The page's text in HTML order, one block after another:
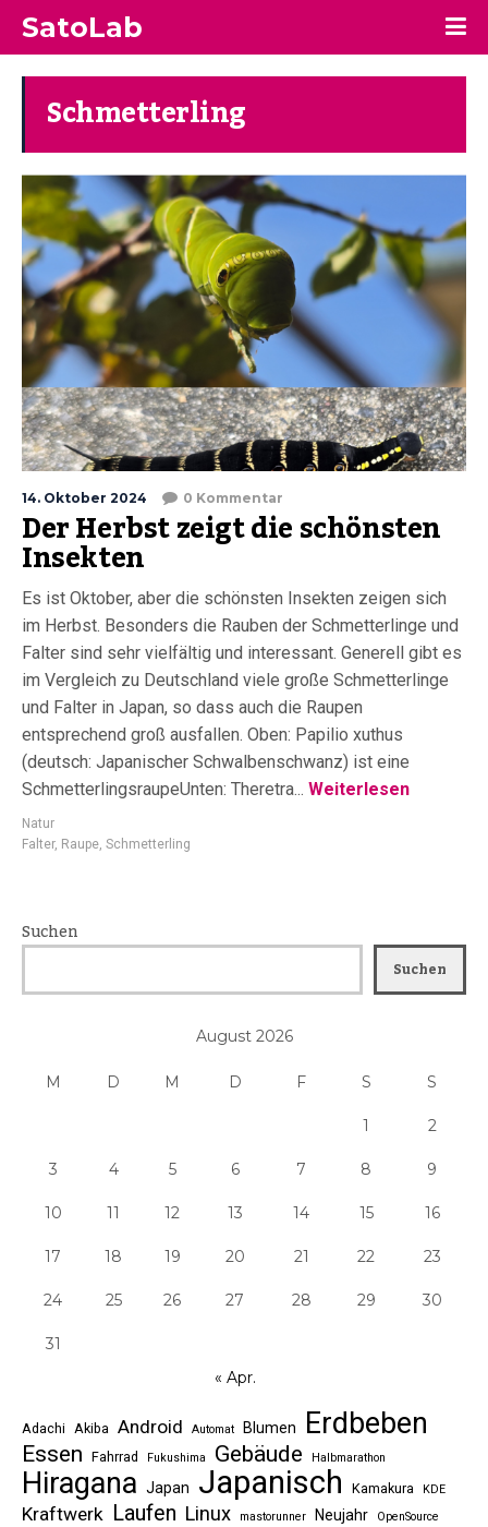
SatoLab
Schmetterling
14. Oktober 2024 0 Kommentar
Der Herbst zeigt die schönsten
Insekten
Es ist Oktober, aber die schönsten Insekten zeigen sich
im Herbst. Besonders die Rauben der Schmetterlinge und
Falter sind sehr vielfältig und interessant. Generell gibt es
im Vergleich zu Deutschland viele große Schmetterlinge
und Falter in Japan, so dass auch die Raupen
entsprechend groß ausfallen. Oben: Papilio xuthus
(deutsch: Japanischer Schwalbenschwanz) ist eine
SchmetterlingsraupeUnten: Theretra... Weiterlesen
Natur
Falter, Raupe, Schmetterling
Suchen
Suchen
August 2026
M D M D F S S
1 2
3 4 5 6 7 8 9
10 11 12 13 14 15 16
17 18 19 20 21 22 23
24 25 26 27 28 29 30
31
« Apr.
Adachi Akiba Android Automat Blumen Erdbeben
Essen Fahrrad Fukushima Gebäude Halbmarathon
Hiragana Japan Japanisch Kamakura KDE
Kraftwerk Laufen Linux mastorunner Neujahr
OpenSource